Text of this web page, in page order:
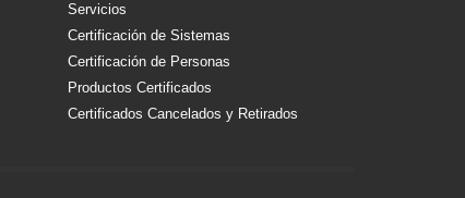
Servicios
Certificación de Sistemas
Certificación de Personas
Productos Certificados
Certificados Cancelados y Retirados